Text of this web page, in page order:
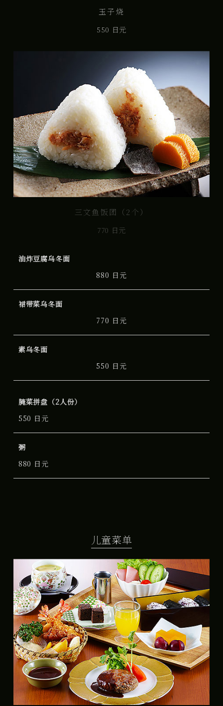
玉子烧
550 日元
三文鱼饭团（2个）
770 日元
油炸豆腐乌冬面
880 日元
裙带菜乌冬面
770 日元
素乌冬面
550 日元
腌菜拼盘（2人份）
550 日元
粥
880 日元
儿童菜单